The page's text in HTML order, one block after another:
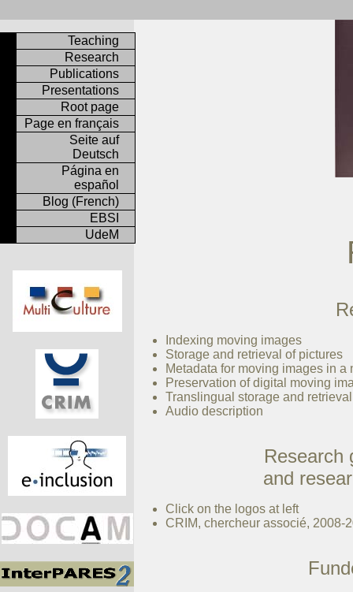
Indexing moving images
Storage and retrieval of pictures
Metadata for moving images in a
Preservation of digital moving
Translingual storage and
Audio description
Research
and
Click on the logos at left
CRIM, chercheur associé, 2008-
Teaching
Research
Publications
Presentations
Root page
Page en français
Seite auf
Deutsch
Página en
español
Blog (French)
EBSI
UdeM